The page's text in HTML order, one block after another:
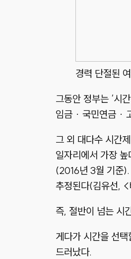
경력 단절된
그동안 정부는 ‘시
임금 · 국민연금 ·
그 외 대다수 시간
일자리에서 가장
(2016년 3월 기준
추정된다(김유선,
즉, 절반이 넘는 시
게다가 시간을 선
드러났다.